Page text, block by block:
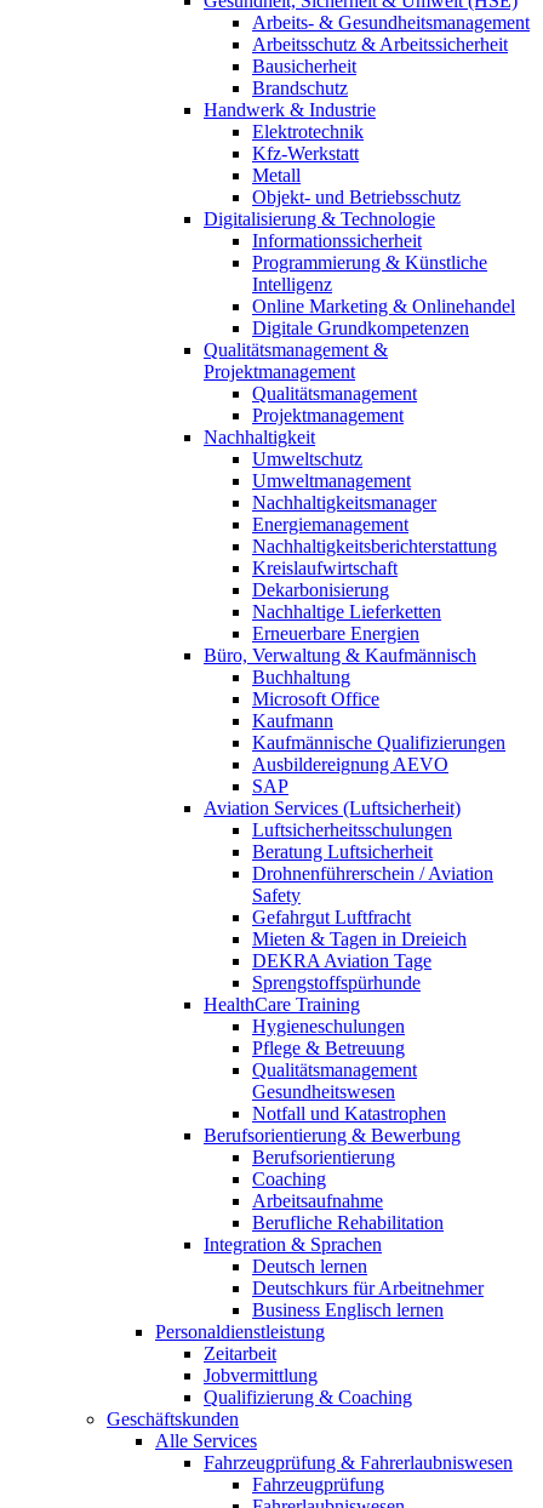
Arbeits- & Gesundheitsmanagement
Arbeitsschutz & Arbeitssicherheit
Bausicherheit
Brandschutz
Handwerk & Industrie
Elektrotechnik
Kfz-Werkstatt
Metall
Objekt- und Betriebsschutz
Digitalisierung & Technologie
Informationssicherheit
Programmierung & Künstliche
Intelligenz
Online Marketing & Onlinehandel
Digitale Grundkompetenzen
Qualitätsmanagement &
Projektmanagement
Qualitätsmanagement
Projektmanagement
Nachhaltigkeit
Umweltschutz
Umweltmanagement
Nachhaltigkeitsmanager
Energiemanagement
Nachhaltigkeitsberichterstattung
Kreislaufwirtschaft
Dekarbonisierung
Nachhaltige Lieferketten
Erneuerbare Energien
Büro, Verwaltung & Kaufmännisch
Buchhaltung
Microsoft Office
Kaufmann
Kaufmännische Qualifizierungen
Ausbildereignung AEVO
SAP
Aviation Services (Luftsicherheit)
Luftsicherheitsschulungen
Beratung Luftsicherheit
Drohnenführerschein / Aviation
Safety
Gefahrgut Luftfracht
Mieten & Tagen in Dreieich
DEKRA Aviation Tage
Sprengstoffspürhunde
HealthCare Training
Hygieneschulungen
Pflege & Betreuung
Qualitätsmanagement
Gesundheitswesen
Notfall und Katastrophen
Berufsorientierung & Bewerbung
Berufsorientierung
Coaching
Arbeitsaufnahme
Berufliche Rehabilitation
Integration & Sprachen
Deutsch lernen
Deutschkurs für Arbeitnehmer
Business Englisch lernen
Personaldienstleistung
Zeitarbeit
Jobvermittlung
Qualifizierung & Coaching
Geschäftskunden
Alle Services
Fahrzeugprüfung & Fahrerlaubniswesen
Fahrzeugprüfung